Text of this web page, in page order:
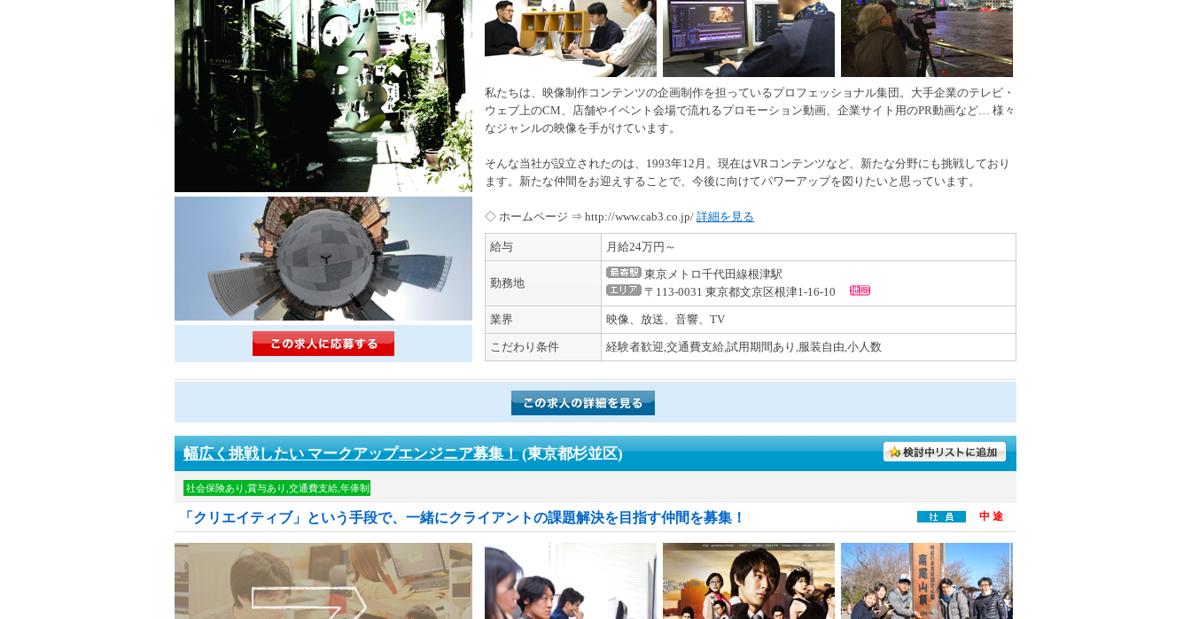
私たちは、映像制作コンテンツの企画制作を担っているプロフェッショナル集団。大手企業のテレビ・
ウェブ上のCM、店舗やイベント会場で流れるプロモーション動画、企業サイト用のPR動画など… 様々
なジャンルの映像を手がけています。
そんな当社が設立されたのは、1993年12月。現在はVRコンテンツなど、新たな分野にも挑戦しており
ます。新たな仲間をお迎えすることで、今後に向けてパワーアップを図りたいと思っています。
◇ ホームページ ⇒ http://www.cab3.co.jp/ 詳細を見る
給与 月給24万円～
勤務地
東京メトロ千代田線根津駅
〒113-0031 東京都文京区根津1-16-10
業界 映像、放送、音響、TV
こだわり条件 経験者歓迎,交通費支給,試用期間あり,服装自由,小人数
幅広く挑戦したい マークアップエンジニア募集！(東京都杉並区)
社会保険あり,賞与あり,交通費支給,年俸制
「クリエイティブ」という手段で、一緒にクライアントの課題解決を目指す仲間を募集！ 中 途